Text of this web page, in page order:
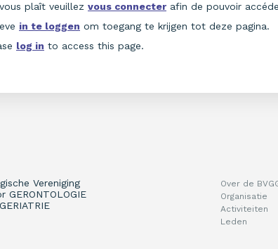
plaît veuillez vous connecter afin de pouvoir
in te loggen om toegang te krijgen tot deze pagina.
log in to access this page.
Vereniging
GERONTOLOGIE
GERIATRIE
Over de
Organisatie
Activiteiten
Leden